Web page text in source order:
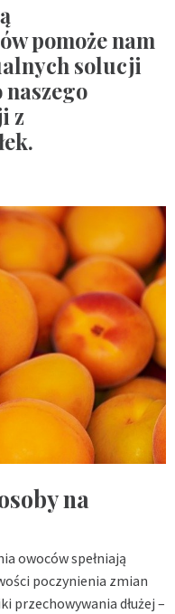
pomoże nam
solucji
z
na
owoców spełniają
poczynienia zmian
przechowywania dłużej –